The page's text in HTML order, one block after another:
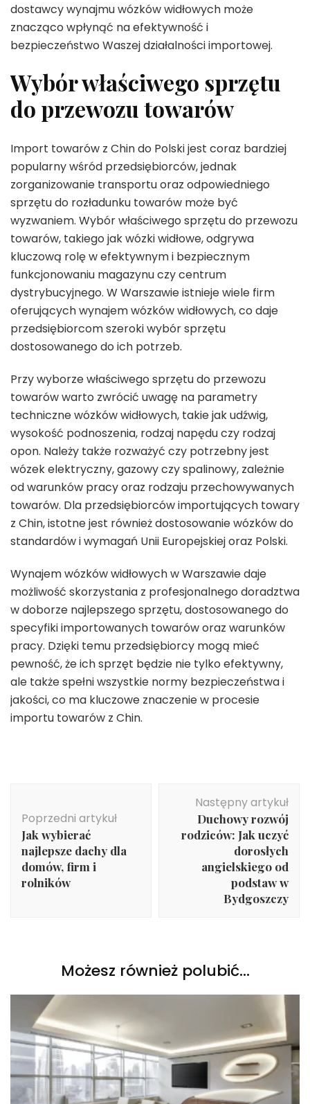
dostawcy wynajmu wózków widłowych może
znacząco wpłynąć na efektywność i
bezpieczeństwo Waszej działalności importowej.
Wybór właściwego sprzętu
do przewozu towarów
Import towarów z Chin do Polski jest coraz bardziej
popularny wśród przedsiębiorców, jednak
zorganizowanie transportu oraz odpowiedniego
sprzętu do rozładunku towarów może być
wyzwaniem. Wybór właściwego sprzętu do przewozu
towarów, takiego jak wózki widłowe, odgrywa
kluczową rolę w efektywnym i bezpiecznym
funkcjonowaniu magazynu czy centrum
dystrybucyjnego. W Warszawie istnieje wiele firm
oferujących wynajem wózków widłowych, co daje
przedsiębiorcom szeroki wybór sprzętu
dostosowanego do ich potrzeb.
Przy wyborze właściwego sprzętu do przewozu
towarów warto zwrócić uwagę na parametry
techniczne wózków widłowych, takie jak udźwig,
wysokość podnoszenia, rodzaj napędu czy rodzaj
opon. Należy także rozważyć czy potrzebny jest
wózek elektryczny, gazowy czy spalinowy, zależnie
od warunków pracy oraz rodzaju przechowywanych
towarów. Dla przedsiębiorców importujących towary
z Chin, istotne jest również dostosowanie wózków do
standardów i wymagań Unii Europejskiej oraz Polski.
Wynajem wózków widłowych w Warszawie daje
możliwość skorzystania z profesjonalnego doradztwa
w doborze najlepszego sprzętu, dostosowanego do
specyfiki importowanych towarów oraz warunków
pracy. Dzięki temu przedsiębiorcy mogą mieć
pewność, że ich sprzęt będzie nie tylko efektywny,
ale także spełni wszystkie normy bezpieczeństwa i
jakości, co ma kluczowe znaczenie w procesie
importu towarów z Chin.
wpisu
Poprzedni artykuł
Jak wybierać
najlepsze dachy dla
domów, firm i
rolników
Następny artykuł
Duchowy rozwój
rodziców: Jak uczyć
dorosłych
angielskiego od
podstaw w
Bydgoszczy
Możesz również polubić…